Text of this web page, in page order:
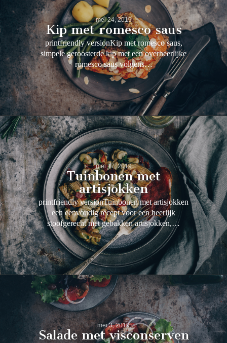
mei 24, 2019
Kip met romesco saus
printfriendly versionKip met romesco saus,
simpele geroosterde kip met een overheerlijke
romesco saus volgens…
mei 17, 2019
Tuinbonen met
artisjokken
printfriendly versionTuinbonen met artisjokken
een eenvoudig recept voor een heerlijk
stoofgerecht met gebakken artisjokken,…
mei 3, 2019
Salade met visconserven